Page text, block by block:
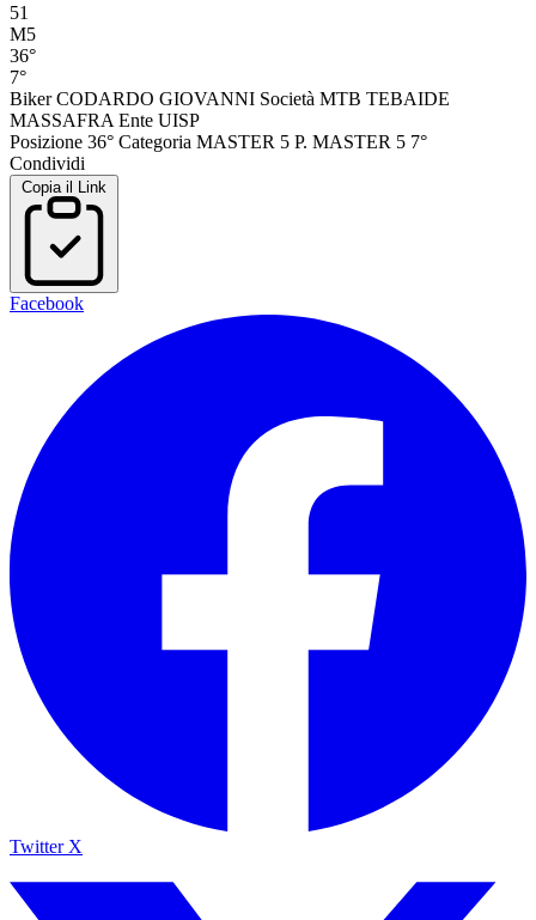
51
M5
36°
7°
Biker CODARDO GIOVANNI Società MTB TEBAIDE
MASSAFRA Ente UISP
Posizione 36° Categoria MASTER 5 P. MASTER 5 7°
Condividi
Copia il Link
Facebook
Twitter X